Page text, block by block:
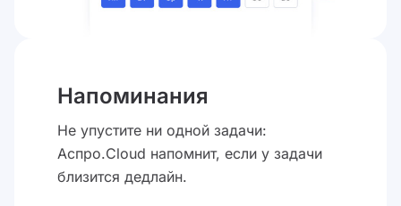
Напоминания
Не упустите ни одной задачи:
Аспро.Cloud напомнит, если у задачи
близится дедлайн.